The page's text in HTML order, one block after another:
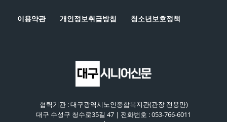
이용약관 개인정보취급방침 청소년보호정책
협력기관 : 대구광역시노인종합복지관(관장 전용만)
대구 수성구 청수로35길 47 | 전화번호 : 053-766-6011